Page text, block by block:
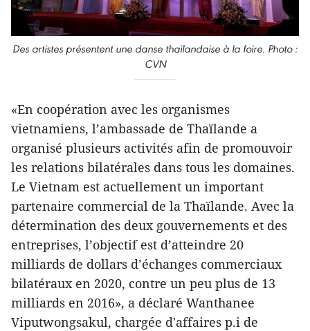
Des artistes présentent une danse thaïlandaise à la foire. Photo :
CVN
«En coopération avec les organismes
vietnamiens, l’ambassade de Thaïlande a
organisé plusieurs activités afin de promouvoir
les relations bilatérales dans tous les domaines.
Le Vietnam est actuellement un important
partenaire commercial de la Thaïlande. Avec la
détermination des deux gouvernements et des
entreprises, l’objectif est d’atteindre 20
milliards de dollars d’échanges commerciaux
bilatéraux en 2020, contre un peu plus de 13
milliards en 2016», a déclaré Wanthanee
Viputwongsakul, chargée d'affaires p.i de